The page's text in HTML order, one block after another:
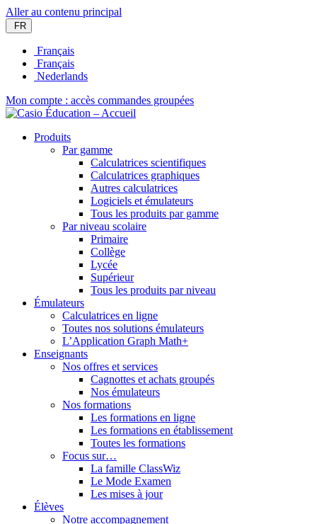
Aller au contenu principal
FR
Français
Français
Nederlands
Mon compte : accès commandes groupées
Produits
Par gamme
Calculatrices scientifiques
Calculatrices graphiques
Autres calculatrices
Logiciels et émulateurs
Tous les produits par gamme
Par niveau scolaire
Primaire
Collège
Lycée
Supérieur
Tous les produits par niveau
Émulateurs
Calculatrices en ligne
Toutes nos solutions émulateurs
L’Application Graph Math+
Enseignants
Nos offres et services
Cagnottes et achats groupés
Nos émulateurs
Nos formations
Les formations en ligne
Les formations en établissement
Toutes les formations
Focus sur…
La famille ClassWiz
Le Mode Examen
Les mises à jour
Élèves
Notre accompagnement